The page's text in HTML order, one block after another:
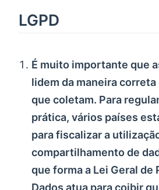
LGPD
É muito importante que
lidem da maneira correta
que coletam. Para
prática, vários países
para fiscalizar a
compartilhamento de
que forma a Lei Geral de
Dados atua para coibir